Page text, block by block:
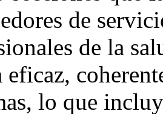
de
de la
eficaz,
lo que